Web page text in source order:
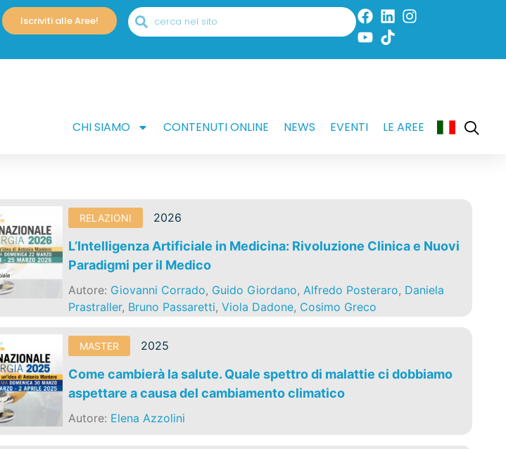
Iscriviti alle Aree!
CHI SIAMO CONTENUTI ONLINE NEWS EVENTI LE AREE
RELAZIONI 2026
L’Intelligenza Artificiale in Medicina: Rivoluzione Clinica e Nuovi
Paradigmi per il Medico
Autore: Giovanni Corrado, Guido Giordano, Alfredo Posteraro, Daniela
Prastraller, Bruno Passaretti, Viola Dadone, Cosimo Greco
MASTER 2025
Come cambierà la salute. Quale spettro di malattie ci dobbiamo
aspettare a causa del cambiamento climatico
Autore: Elena Azzolini